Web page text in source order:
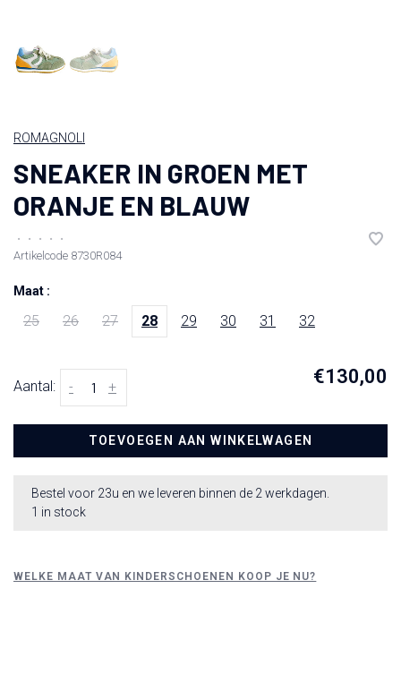
ROMAGNOLI
SNEAKER IN GROEN MET
ORANJE EN BLAUW
• • • •
•
Artikelcode 8730R084
Maat :
25 26 27 28 29 30 31 32
Aantal: +
- €130,00
TOEVOEGEN AAN WINKELWAGEN
Bestel voor 23u en we leveren binnen de 2 werkdagen.
1 in stock
WELKE MAAT VAN KINDERSCHOENEN KOOP JE NU?